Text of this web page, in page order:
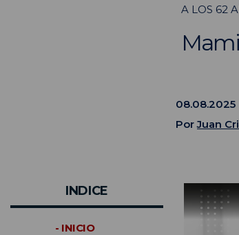
A LOS 62
08.08.2025
PorJuan
INDICE
- INICIO